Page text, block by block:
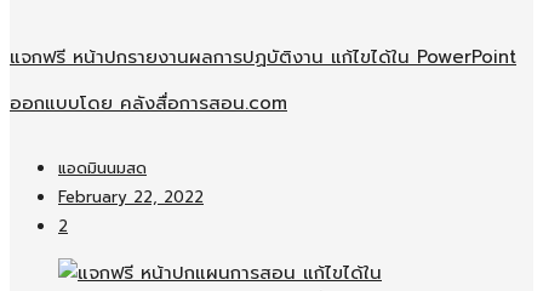
แจกฟรี หน้าปกรายงานผลการปฏบัติงาน แก้ไขได้ใน PowerPoint
ออกแบบโดย คลังสื่อการสอน.com
แอดมินนมสด
February 22, 2022
2